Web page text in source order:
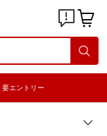
要エントリー